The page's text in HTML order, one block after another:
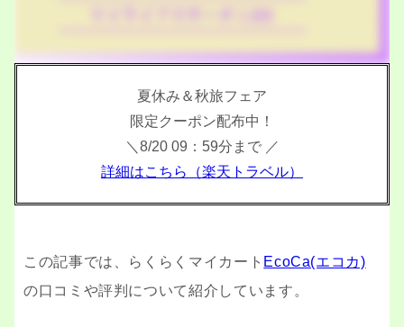
夏休み＆秋旅フェア
限定クーポン配布中！
＼8/20 09：59分まで ／
詳細はこちら（楽天トラベル）
この記事では、らくらく マイカート EcoCa(エコカ)
の口コミや評判について紹介しています。